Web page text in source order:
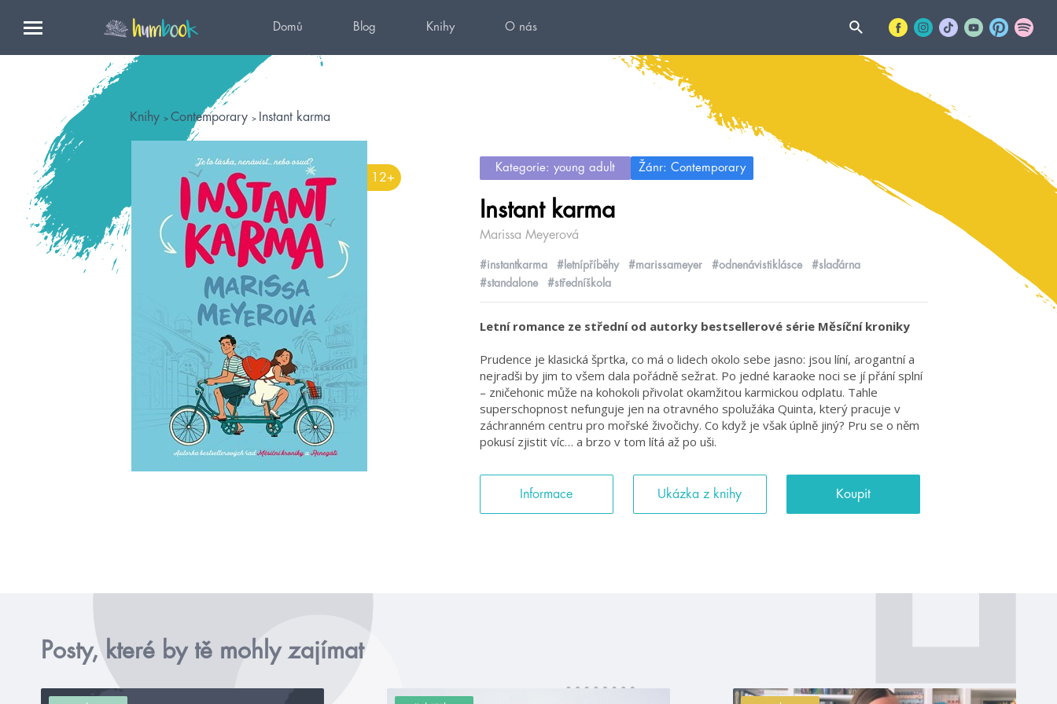
Domů Blog Knihy O nás
Knihy Contemporary Instant karma
12+
Kategorie: young adult Žánr: Contemporary
Instant karma
Marissa Meyerová
#instantkarma #letnípříběhy #marissameyer #odnenávistiklásce
#slaďárna
#standalone
#středníškola
Letní romance ze střední od autorky bestsellerové série Měsíční kroniky
Prudence je klasická šprtka, co má o lidech okolo sebe jasno: jsou líní, arogantní a
nejradši by jim to všem dala pořádně sežrat. Po jedné karaoke noci se jí přání splní
– zničehonic může na kohokoli přivolat okamžitou karmickou odplatu. Tahle
superschopnost nefunguje jen na otravného spolužáka Quinta, který pracuje v
záchranném centru pro mořské živočichy. Co když je však úplně jiný? Pru se o něm
pokusí zjistit víc… a brzo v tom lítá až po uši.
Informace Ukázka z knihy Koupit
Posty, které by tě mohly zajímat